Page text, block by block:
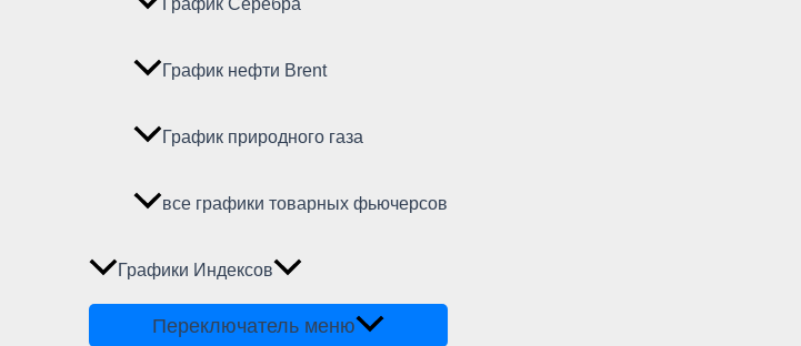
График Серебра
График нефти Brent
График природного газа
все графики товарных фьючерсов
Графики Индексов
Переключатель меню